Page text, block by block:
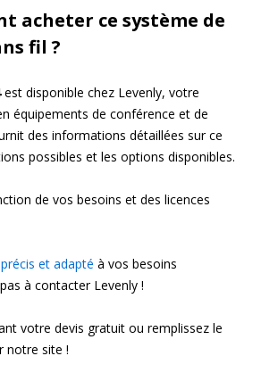
acheter ce système de
fil ?
est disponible chez Levenly, votre
équipements de conférence et de
des informations détaillées sur ce
possibles et les options disponibles.
de vos besoins et des licences
et adapté à vos besoins
à contacter Levenly !
votre devis gratuit ou remplissez le
notre site !